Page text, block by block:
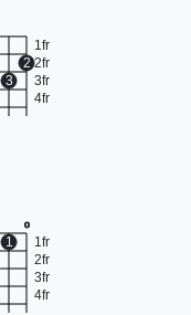
1fr
2fr
3fr
4fr
3
2
1fr
2fr
3fr
4fr
1
o